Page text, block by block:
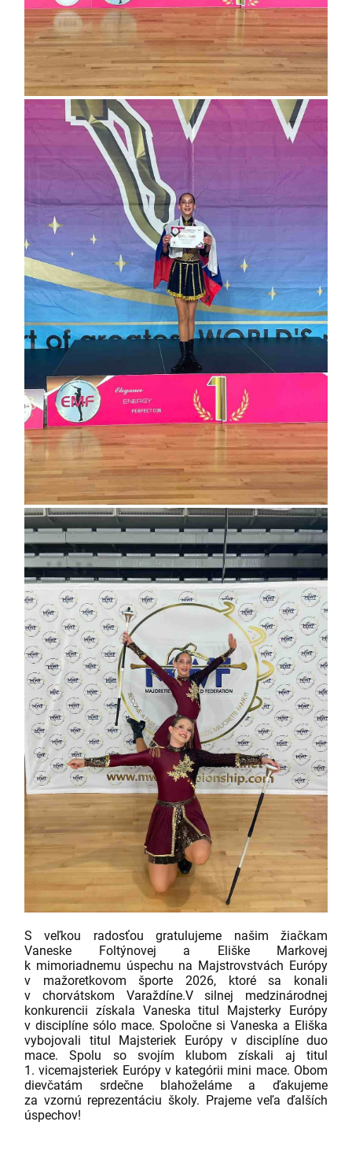
S veľkou radosťou gratulujeme našim žiačkam
Vaneske Foltýnovej a Eliške Markovej
k mimoriadnemu úspechu na Majstrovstvách Európy
v mažoretkovom športe 2026, ktoré sa konali
v chorvátskom Varaždíne.V silnej medzinárodnej
konkurencii získala Vaneska titul Majsterky Európy
v disciplíne sólo mace. Spoločne si Vaneska a Eliška
vybojovali titul Majsteriek Európy v disciplíne duo
mace. Spolu so svojím klubom získali aj titul
1. vicemajsteriek Európy v kategórii mini mace. Obom
dievčatám srdečne blahoželáme a ďakujeme
za vzornú reprezentáciu školy. Prajeme veľa ďalších
úspechov!